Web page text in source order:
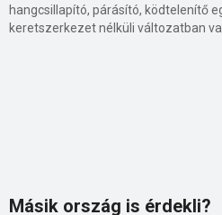
Másik ország is érdekli?
hangcsillapító, párásító, ködtelenítő